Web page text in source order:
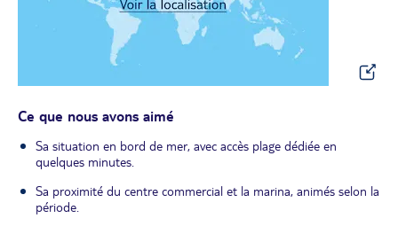
Ce que nous avons aimé
Sa situation en bord de mer, avec accès plage dédiée en
quelques minutes.
Sa proximité du centre commercial et la marina, animés selon la
période.